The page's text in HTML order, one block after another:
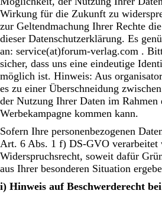
Wirkung für die Zukunft zu
zur Geltendmachung Ihrer Rechte
dieser Datenschutzerklärung. Es
an: service(at)forum-verlag.com .
sicher, dass uns eine eindeutige
möglich ist. Hinweis: Aus
es zu einer Überschneidung
der Nutzung Ihrer Daten im Rahmen
Werbekampagne kommen kann.
Sofern Ihre personenbezogenen
Art. 6 Abs. 1 f) DS-GVO verarbeitet
Widerspruchsrecht, soweit dafür
aus Ihrer besonderen Situation
i) Hinweis auf Beschwerderecht